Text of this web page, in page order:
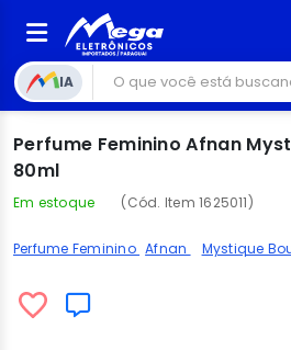
IA
Perfume Feminino Afnan
80ml
Em estoque (Cód. Item 1625011)
Perfume Feminino Afnan Mystique